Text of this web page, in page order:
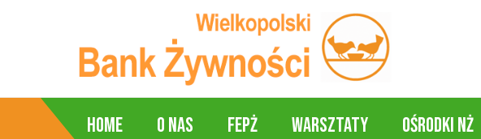
Home O nas FEPŻ Warsztaty Ośrodki NŻ